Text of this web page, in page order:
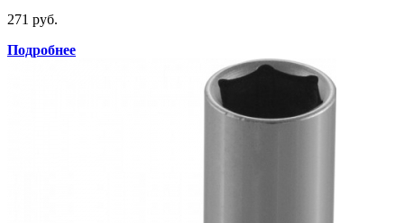
271 руб.
Подробнее